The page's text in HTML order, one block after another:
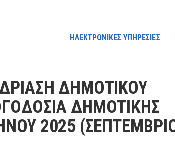
ΗΛΕΚΤΡΟΝΙΚΕΣ ΥΠΗΡΕΣΙΕΣ
ΔΗΜΟΤΙΚΟΥ
ΔΗΜΟΤΙΚΗΣ
2025